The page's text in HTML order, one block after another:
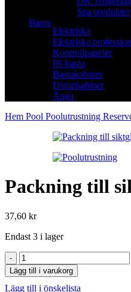
Spa produkter
Bastu
Elektriska
Elektriske
Kontrollpaneler
IR-bastu
Bastukabiner
Dampkabiner
Ånga
Hem Pool Poolutrustning
Packning till
37,60 kr
Endast 3 i lager
Packning
till
siktglas
Multiportventil
Lägg till i varukorg
Lägg till i önskelista